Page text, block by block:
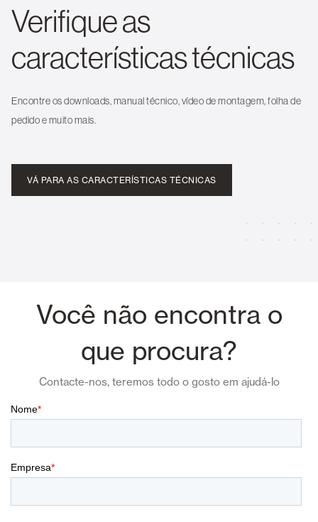
Verifique as
características técnicas
Encontre os downloads, manual técnico, vídeo de montagem, folha de
pedido e muito mais.
VÁ PARA AS CARACTERÍSTICAS TÉCNICAS
Você não encontra o
que procura?
Contacte-nos, teremos todo o gosto em ajudá-lo